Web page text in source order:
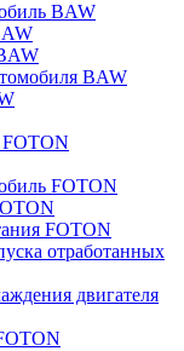
BAW
BAW
FOTON
FOTON
FOTON
отработанных
двигателя